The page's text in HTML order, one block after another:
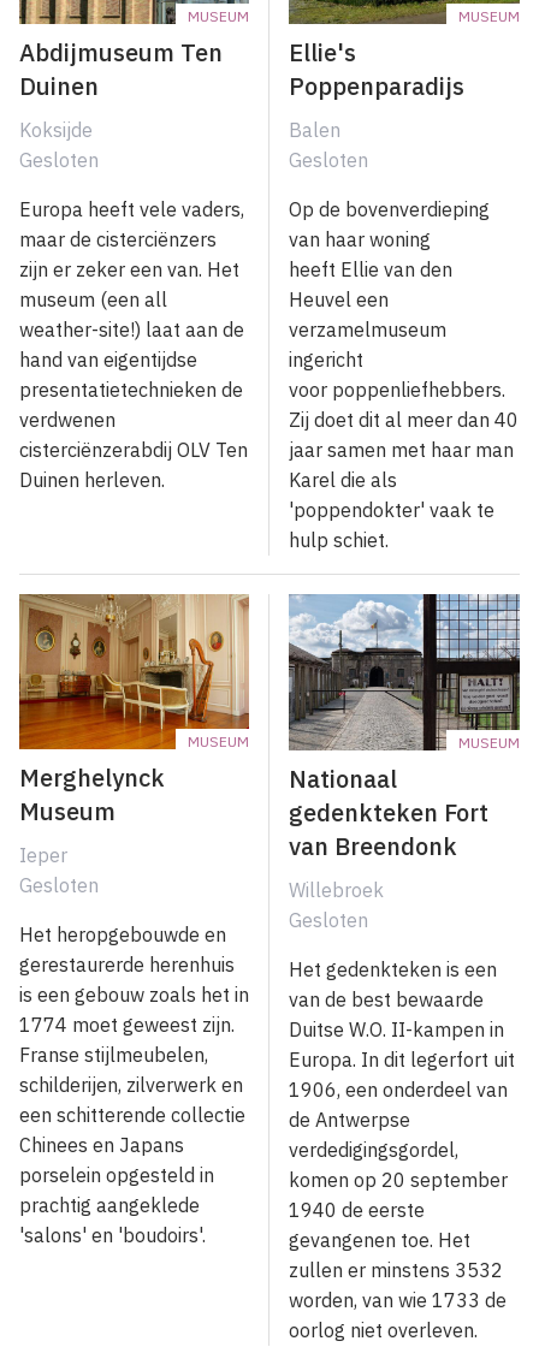
MUSEUM
Abdijmuseum Ten
Duinen
Koksijde
Gesloten
Europa heeft vele vaders,
maar de cisterciënzers
zijn er zeker een van. Het
museum (een all
weather-site!) laat aan de
hand van eigentijdse
presentatietechnieken de
verdwenen
cisterciënzerabdij OLV Ten
Duinen herleven.
MUSEUM
Ellie's
Poppenparadijs
Balen
Gesloten
Op de bovenverdieping
van haar woning
heeft Ellie van den
Heuvel een
verzamelmuseum
ingericht
voor poppenliefhebbers.
Zij doet dit al meer dan 40
jaar samen met haar man
Karel die als
'poppendokter' vaak te
hulp schiet.
MUSEUM
Merghelynck
Museum
Ieper
Gesloten
Het heropgebouwde en
gerestaurerde herenhuis
is een gebouw zoals het in
1774 moet geweest zijn.
Franse stijlmeubelen,
schilderijen, zilverwerk en
een schitterende collectie
Chinees en Japans
porselein opgesteld in
prachtig aangeklede
'salons' en 'boudoirs'.
MUSEUM
Nationaal
gedenkteken Fort
van Breendonk
Willebroek
Gesloten
Het gedenkteken is een
van de best bewaarde
Duitse W.O. II-kampen in
Europa. In dit legerfort uit
1906, een onderdeel van
de Antwerpse
verdedigingsgordel,
komen op 20 september
1940 de eerste
gevangenen toe. Het
zullen er minstens 3532
worden, van wie 1733 de
oorlog niet overleven.